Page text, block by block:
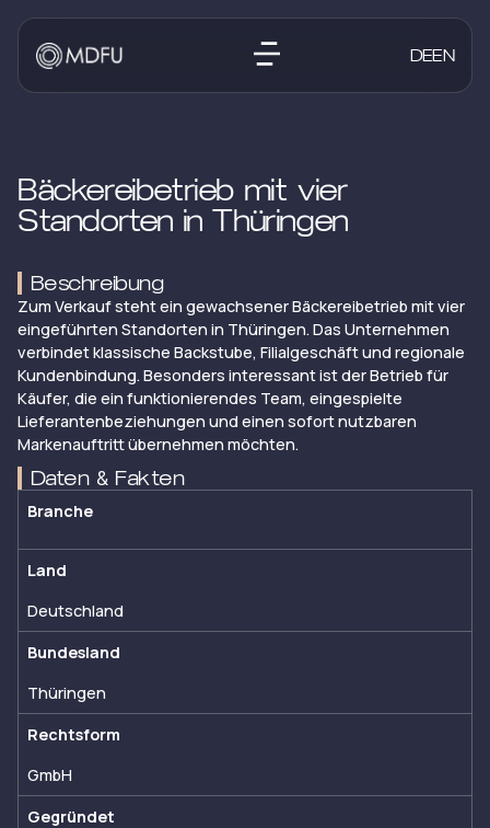
DEEN
Bäckereibetrieb mit vier
Standorten in Thüringen
Beschreibung
Zum Verkauf steht ein gewachsener Bäckereibetrieb mit vier
eingeführten Standorten in Thüringen. Das Unternehmen
verbindet klassische Backstube, Filialgeschäft und regionale
Kundenbindung. Besonders interessant ist der Betrieb für
Käufer, die ein funktionierendes Team, eingespielte
Lieferantenbeziehungen und einen sofort nutzbaren
Markenauftritt übernehmen möchten.
Daten & Fakten
Branche
Land
Deutschland
Bundesland
Thüringen
Rechtsform
GmbH
Gegründet